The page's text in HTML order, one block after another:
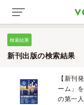
検索結果
新刊出版の検索結果
【新刊
ーム」
の第一